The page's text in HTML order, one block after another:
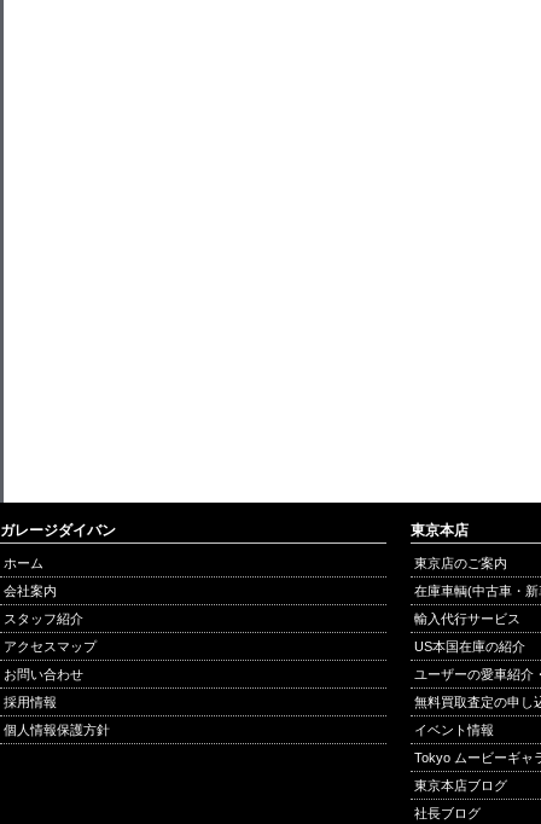
ガレージダイバン
ホーム
会社案内
スタッフ紹介
アクセスマップ
お問い合わせ
採用情報
個人情報保護方針
東京本店
東京店のご案内
在庫車輌(中古車・
輸入代行サービス
US本国在庫の紹介
ユーザーの愛車紹介
無料買取査定の申し
イベント情報
Tokyo ムービーギャ
東京本店ブログ
社長ブログ